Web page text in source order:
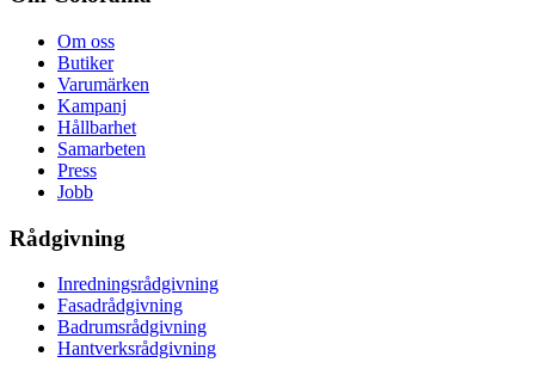
Om oss
Butiker
Varumärken
Kampanj
Hållbarhet
Samarbeten
Press
Jobb
Rådgivning
Inredningsrådgivning
Fasadrådgivning
Badrumsrådgivning
Hantverksrådgivning